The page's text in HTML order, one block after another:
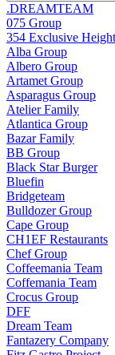
.DREAMTEAM
075 Group
354 Exclusive Height
Alba Group
Albero Group
Artamet Group
Asparagus Group
Atelier Family
Atlantica Group
Bazar Family
BB Group
Black Star Burger
Bluefin
Bridgeteam
Bulldozer Group
Cape Group
CH1EF Restaurants
Chef Group
Coffeemania Team
Coffemania Team
Crocus Group
DFF
Dream Team
Fantazery Company